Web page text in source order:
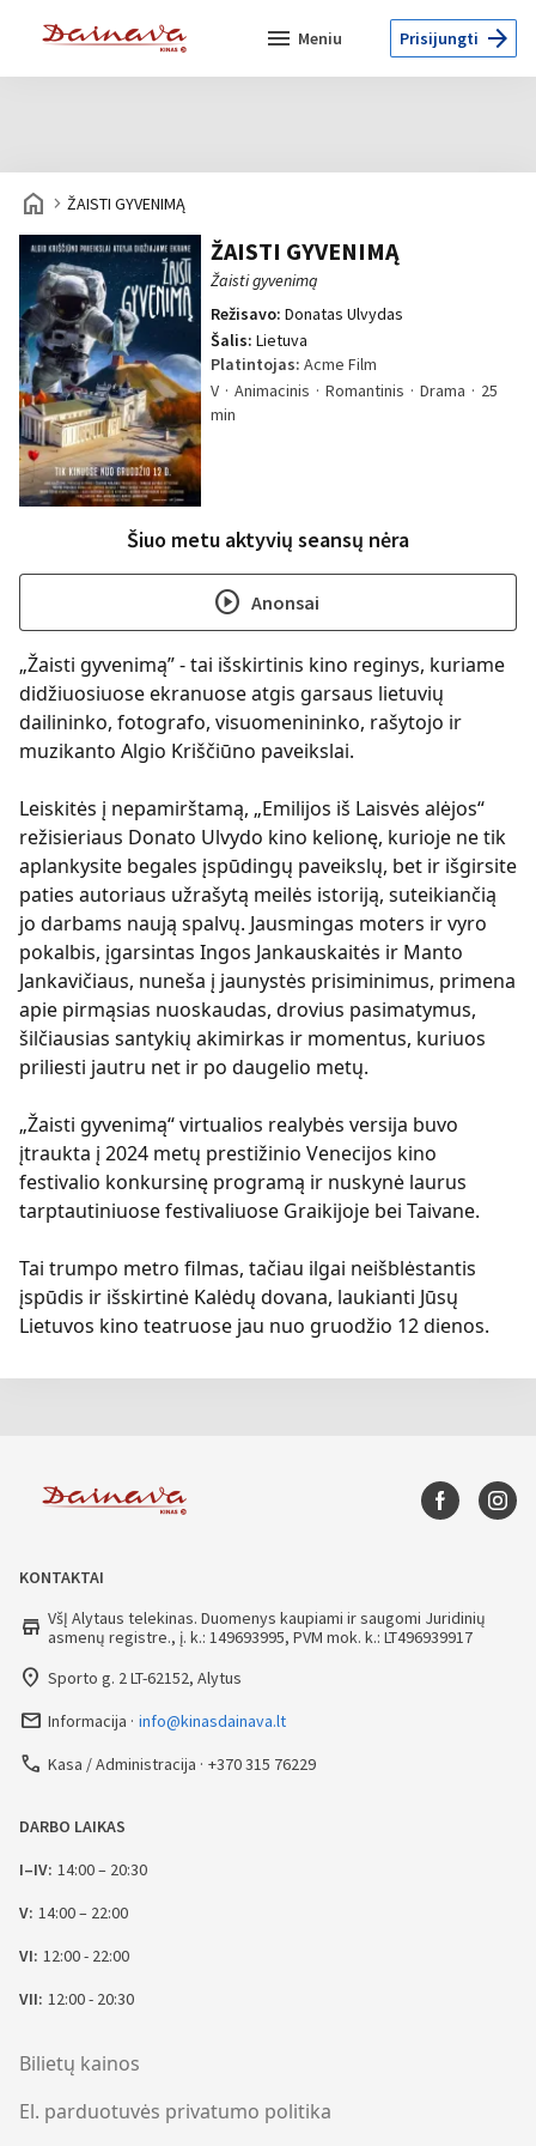
menu Meniu Prisijungti arrow_forward
home navigate_next ŽAISTI GYVENIMĄ
ŽAISTI GYVENIMĄ
Žaisti gyvenimą
Režisavo: Donatas Ulvydas
Šalis: Lietuva
Platintojas: Acme Film
V
Animacinis Romantinis Drama
25
min
Šiuo metu aktyvių seansų nėra
play_circle Anonsai
„Žaisti gyvenimą” - tai išskirtinis kino reginys, kuriame
didžiuosiuose ekranuose atgis garsaus lietuvių
dailininko, fotografo, visuomenininko, rašytojo ir
muzikanto Algio Kriščiūno paveikslai.
Leiskitės į nepamirštamą, „Emilijos iš Laisvės alėjos“
režisieriaus Donato Ulvydo kino kelionę, kurioje ne tik
aplankysite begales įspūdingų paveikslų, bet ir išgirsite
paties autoriaus užrašytą meilės istoriją, suteikiančią
jo darbams naują spalvų. Jausmingas moters ir vyro
pokalbis, įgarsintas Ingos Jankauskaitės ir Manto
Jankavičiaus, nuneša į jaunystės prisiminimus, primena
apie pirmąsias nuoskaudas, drovius pasimatymus,
šilčiausias santykių akimirkas ir momentus, kuriuos
priliesti jautru net ir po daugelio metų.
„Žaisti gyvenimą“ virtualios realybės versija buvo
įtraukta į 2024 metų prestižinio Venecijos kino
festivalio konkursinę programą ir nuskynė laurus
tarptautiniuose festivaliuose Graikijoje bei Taivane.
Tai trumpo metro filmas, tačiau ilgai neišblėstantis
įspūdis ir išskirtinė Kalėdų dovana, laukianti Jūsų
Lietuvos kino teatruose jau nuo gruodžio 12 dienos.
KONTAKTAI
store VšĮ Alytaus telekinas. Duomenys kaupiami ir saugomi Juridinių
asmenų registre., į. k.: 149693995, PVM mok. k.: LT496939917
place Sporto g. 2 LT-62152, Alytus
mail_outline Informacija info@kinasdainava.lt
call Kasa / Administracija +370 315 76229
DARBO LAIKAS
I–IV: 14:00 – 20:30
V: 14:00 – 22:00
VI: 12:00 - 22:00
VII: 12:00 - 20:30
Bilietų kainos
El. parduotuvės privatumo politika